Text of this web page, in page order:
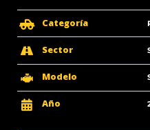
Categoría
Sector
Modelo
Año